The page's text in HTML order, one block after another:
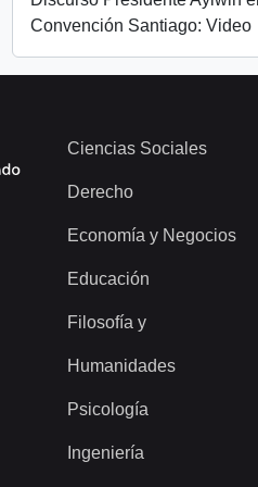
Convención Santiago: Video
Ciencias Sociales
Derecho
Economía y Negocios
Educación
Filosofía y
Humanidades
Psicología
Ingeniería